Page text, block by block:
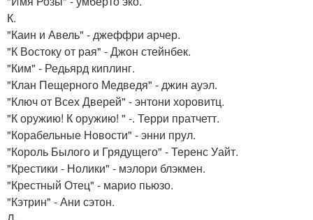
К.
"Каин и Авель" - джеффри арчер.
"К Востоку от рая" - Джон стейнбек.
"Ким" - Редьярд киплинг.
"Клан Пещерного Медведя" - джин ауэл.
"Ключ от Всех Дверей" - энтони хоровитц.
"К оружию! К оружию! " -. Терри пратчетт.
"Корабельные Новости" - энни прул.
"Король Былого и Грядущего" - Теренс Уайт.
"Крестики - Нолики" - мэлори блэкмен.
"Крестный Отец" - марио пьюзо.
"Кэтрин" - Ани сэтон.